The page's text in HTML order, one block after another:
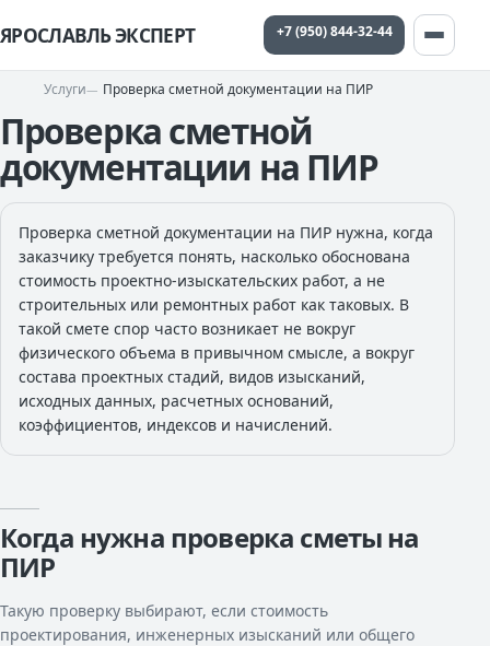
ЯРОСЛАВЛЬ ЭКСПЕРТ +7 (950) 844-32-44
Услуги Проверка сметной документации на ПИР
Проверка сметной
документации на ПИР
Проверка сметной документации на ПИР нужна, когда
заказчику требуется понять, насколько обоснована
стоимость проектно-изыскательских работ, а не
строительных или ремонтных работ как таковых. В
такой смете спор часто возникает не вокруг
физического объема в привычном смысле, а вокруг
состава проектных стадий, видов изысканий,
исходных данных, расчетных оснований,
коэффициентов, индексов и начислений.
Когда нужна проверка сметы на
ПИР
Такую проверку выбирают, если стоимость
проектирования, инженерных изысканий или общего